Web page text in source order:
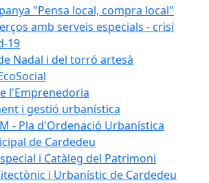
"Pensa local, compra local"
amb serveis especials - crisi
19
Nadal i del torró artesà
l'Emprenedoria
i gestió urbanística
- Pla d'Ordenació Urbanística
de Cardedeu
i Catàleg del Patrimoni
i Urbanístic de Cardedeu